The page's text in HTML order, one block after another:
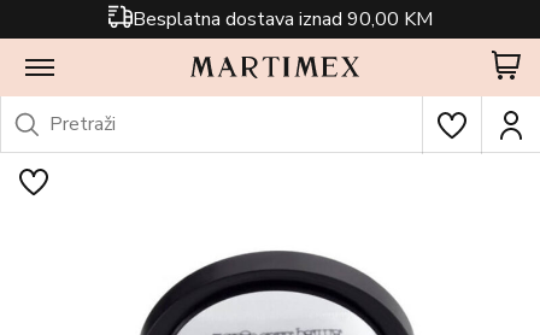
Besplatna dostava iznad 90,00 KM